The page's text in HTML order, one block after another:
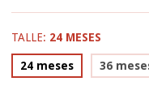
TALLE: 24 MESES
24 meses 36